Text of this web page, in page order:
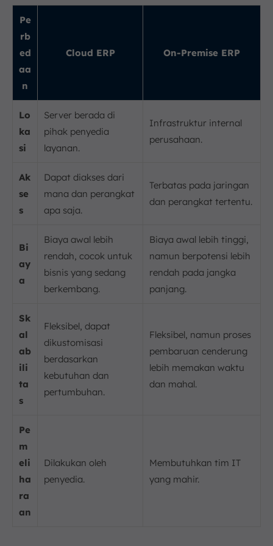
Pe
rb
ed
aa
n
Cloud ERP On-Premise ERP
Lo
ka
si
Server berada di
pihak penyedia
layanan.
Infrastruktur internal
perusahaan.
Ak
se
s
Dapat diakses dari
mana dan perangkat
apa saja.
Terbatas pada jaringan
dan perangkat tertentu.
Bi
ay
a
Biaya awal lebih
rendah, cocok untuk
bisnis yang sedang
berkembang.
Biaya awal lebih tinggi,
namun berpotensi lebih
rendah pada jangka
panjang.
Sk
al
ab
ili
ta
s
Fleksibel, dapat
dikustomisasi
berdasarkan
kebutuhan dan
pertumbuhan.
Fleksibel, namun proses
pembaruan cenderung
lebih memakan waktu
dan mahal.
Pe
m
eli
ha
ra
an
Dilakukan oleh
penyedia.
Membutuhkan tim IT
yang mahir.